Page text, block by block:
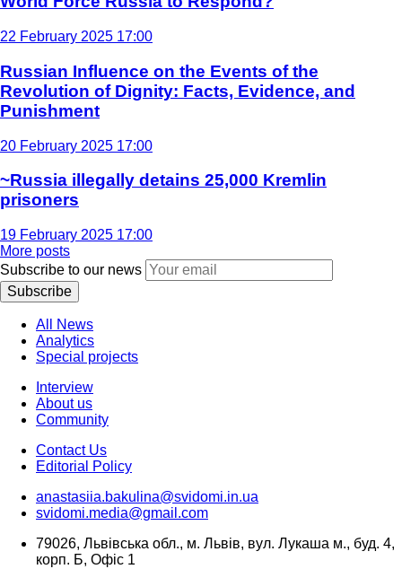
22 February 2025 17:00
Russian Influence on the Events of the
Revolution of Dignity: Facts, Evidence, and
Punishment
20 February 2025 17:00
~Russia illegally detains 25,000 Kremlin
prisoners
19 February 2025 17:00
More posts
Subscribe to our news
Subscribe
All News
Analytics
Special projects
Interview
About us
Community
Contact Us
Editorial Policy
anastasiia.bakulina@svidomi.in.ua
svidomi.media@gmail.com
79026, Львівська обл., м. Львів, вул. Лукаша м., буд. 4,
корп. Б, Офіс 1